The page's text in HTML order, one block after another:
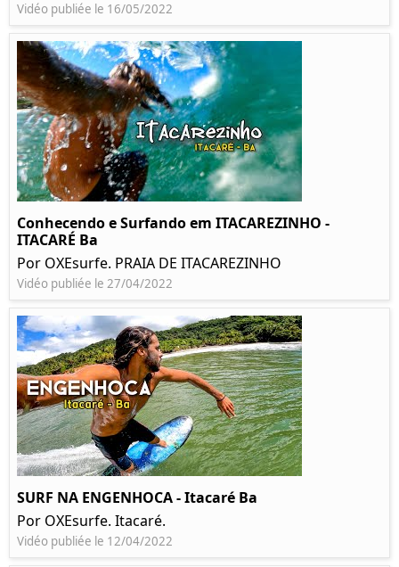
Vidéo publiée le 16/05/2022
Conhecendo e Surfando em ITACAREZINHO -
ITACARÉ Ba
Por OXEsurfe. PRAIA DE ITACAREZINHO
Vidéo publiée le 27/04/2022
SURF NA ENGENHOCA - Itacaré Ba
Por OXEsurfe. Itacaré.
Vidéo publiée le 12/04/2022